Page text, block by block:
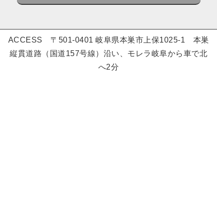
ACCESS 〒501-0401 岐阜県本巣市上保1025-1 本巣
縦貫道路（国道157号線）沿い、モレラ岐阜から車で北
へ2分